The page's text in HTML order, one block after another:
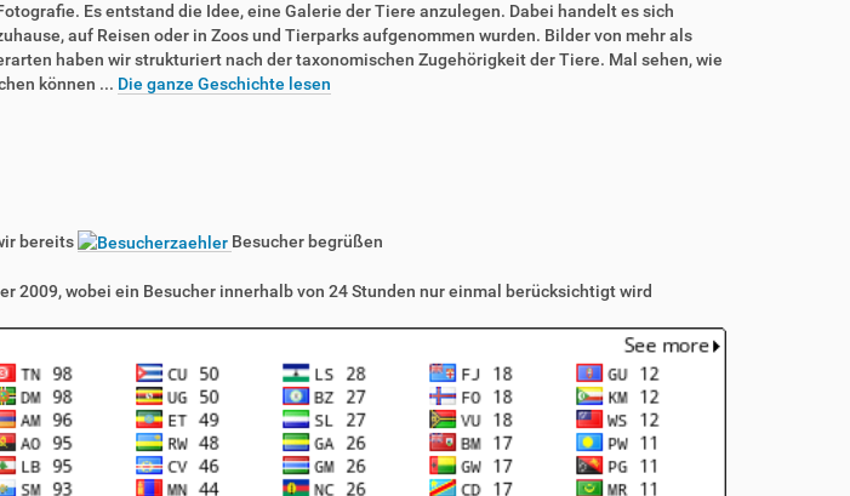
Es entstand die Idee, eine Galerie der Tiere anzulegen. Dabei handelt es sich
auf Reisen oder in Zoos und Tierparks aufgenommen wurden. Bilder von mehr als
haben wir strukturiert nach der taxonomischen Zugehörigkeit der Tiere. Mal sehen, wie
können ... Die ganze Geschichte lesen
bereits
Besucher begrüßen
2009, wobei ein Besucher innerhalb von 24 Stunden nur einmal berücksichtigt wird